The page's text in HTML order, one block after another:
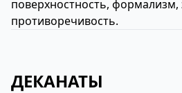
поверхностность, формализм,
противоречивость.
ДЕКАНАТЫ